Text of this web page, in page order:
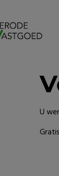
U